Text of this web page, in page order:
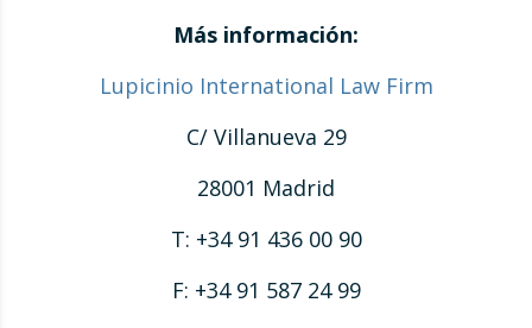
Más información:
Lupicinio International Law Firm
C/ Villanueva 29
28001 Madrid
T: +34 91 436 00 90
F: +34 91 587 24 99